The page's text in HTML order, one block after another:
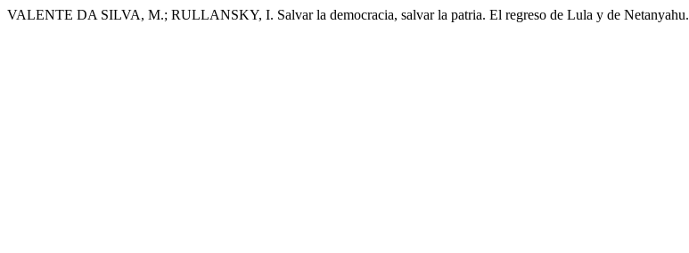
VALENTE DA SILVA, M.; RULLANSKY, I. Salvar la democracia, salvar la patria. El regreso de Lula y de Netanyahu.